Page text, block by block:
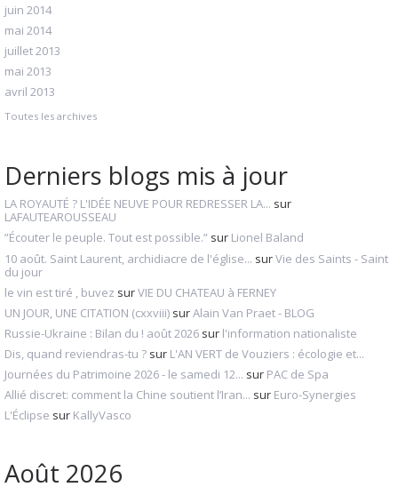
juin 2014
mai 2014
juillet 2013
mai 2013
avril 2013
Toutes les archives
Derniers blogs mis à jour
LA ROYAUTÉ ? L'IDÉE NEUVE POUR REDRESSER LA... sur
LAFAUTEAROUSSEAU
”Écouter le peuple. Tout est possible.” sur Lionel Baland
10 août. Saint Laurent, archidiacre de l'église... surVie des Saints - Saint
du jour
le vin est tiré , buvez surVIE DU CHATEAU à FERNEY
UN JOUR, UNE CITATION (cxxviii) surAlain Van Praet - BLOG
Russie-Ukraine : Bilan du ! août 2026 sur l'information nationaliste
Dis, quand reviendras-tu ? sur L'AN VERT de Vouziers : écologie et...
Journées du Patrimoine 2026 - le samedi 12... sur PAC de Spa
Allié discret: comment la Chine soutient l’Iran... sur Euro-Synergies
L'Éclipse sur KallyVasco
Août 2026